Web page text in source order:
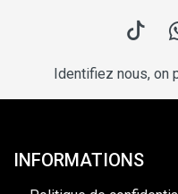
Identifiez nous, on
INFORMATIONS